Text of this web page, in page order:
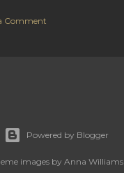
Comment
Powered by Blogger
images byAnna Williams